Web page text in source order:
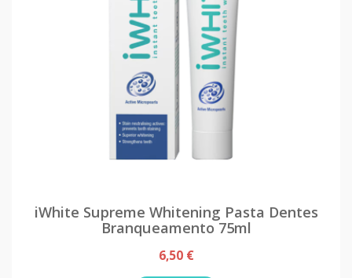
iWhite Supreme Whitening Pasta Dentes
Branqueamento 75ml
6,50 €